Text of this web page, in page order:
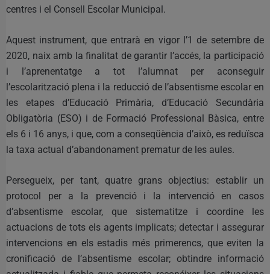
centres i el Consell Escolar Municipal.
Aquest instrument, que entrarà en vigor l’1 de setembre de
2020, naix amb la finalitat de garantir l’accés, la participació
i l’aprenentatge a tot l’alumnat per aconseguir
l’escolarització plena i la reducció de l’absentisme escolar en
les etapes d’Educació Primària, d’Educació Secundària
Obligatòria (ESO) i de Formació Professional Bàsica, entre
els 6 i 16 anys, i que, com a conseqüència d’això, es reduïsca
la taxa actual d’abandonament prematur de les aules.
Persegueix, per tant, quatre grans objectius: establir un
protocol per a la prevenció i la intervenció en casos
d’absentisme escolar, que sistematitze i coordine les
actuacions de tots els agents implicats; detectar i assegurar
intervencions en els estadis més primerencs, que eviten la
cronificació de l’absentisme escolar; obtindre informació